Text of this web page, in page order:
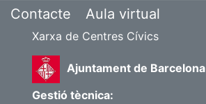
Contacte Aula virtual
Xarxa de Centres Cívics
Ajuntament de Barcelona
Gestió tècnica: